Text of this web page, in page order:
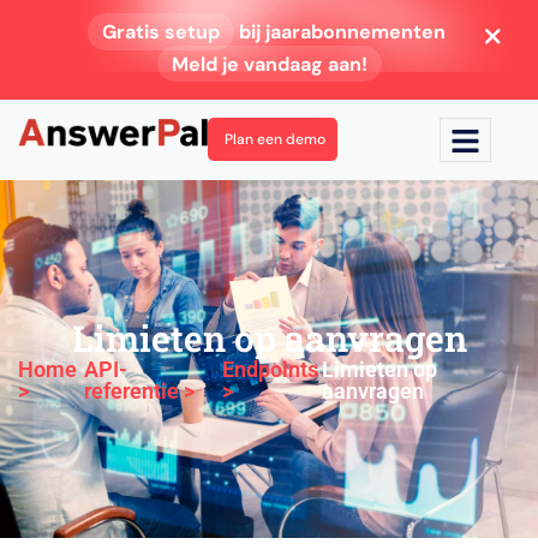
Gratis setup bij jaarabonnementen
Meld je vandaag aan!
Plan een demo
Limieten op aanvragen
Home
>
API-
referentie >
Endpoints
>
Limieten op
aanvragen